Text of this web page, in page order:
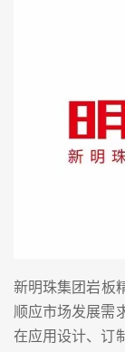
新明珠集团岩板
顺应市场发展需
在应用设计、订